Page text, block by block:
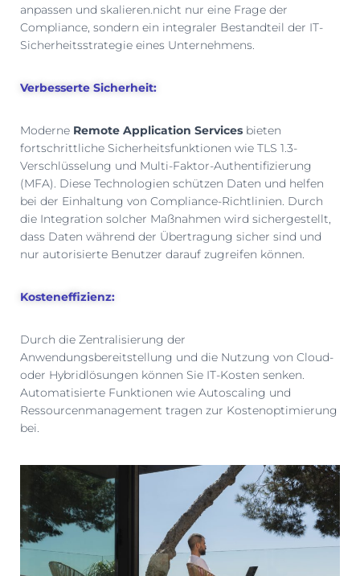
anpassen und skalieren.nicht nur eine Frage der
Compliance, sondern ein integraler Bestandteil der IT-
Sicherheitsstrategie eines Unternehmens.
Verbesserte Sicherheit:
Moderne Remote Application Services bieten
fortschrittliche Sicherheitsfunktionen wie TLS 1.3-
Verschlüsselung und Multi-Faktor-Authentifizierung
(MFA). Diese Technologien schützen Daten und helfen
bei der Einhaltung von Compliance-Richtlinien. Durch
die Integration solcher Maßnahmen wird sichergestellt,
dass Daten während der Übertragung sicher sind und
nur autorisierte Benutzer darauf zugreifen können.
Kosteneffizienz:
Durch die Zentralisierung der
Anwendungsbereitstellung und die Nutzung von Cloud-
oder Hybridlösungen können Sie IT-Kosten senken.
Automatisierte Funktionen wie Autoscaling und
Ressourcenmanagement tragen zur Kostenoptimierung
bei.